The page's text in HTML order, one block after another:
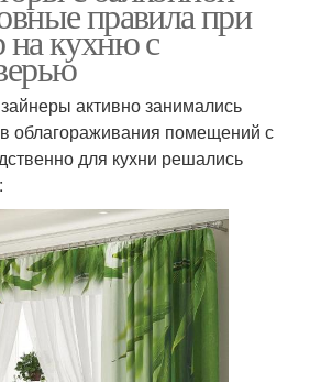
правила при
кухню с
активно занимались
облагораживания помещений с
для кухни решались